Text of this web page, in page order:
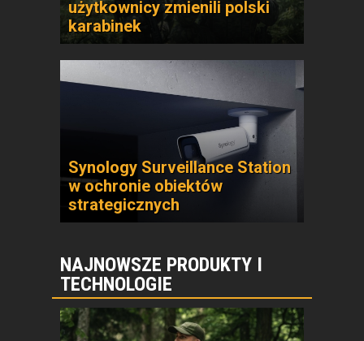
użytkownicy zmienili polski
karabinek
Synology Surveillance Station
w ochronie obiektów
strategicznych
NAJNOWSZE PRODUKTY I
TECHNOLOGIE